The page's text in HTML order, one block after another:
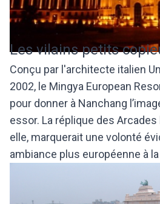
Les vilains petits
Conçu par l'architecte italien
2002, le Mingya European
pour donner à Nanchang
essor. La réplique des
elle, marquerait une volonté
ambiance plus européenne à